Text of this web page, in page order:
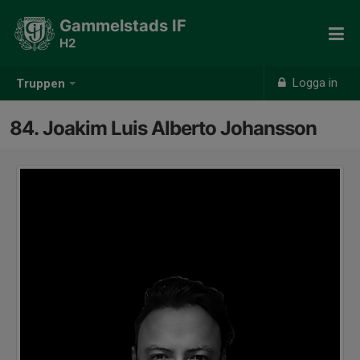
Truppen Logga in
Gammelstads IF
H2
84. Joakim Luis Alberto Johansson